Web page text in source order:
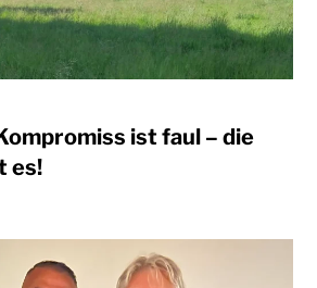
ist faul – die
es!